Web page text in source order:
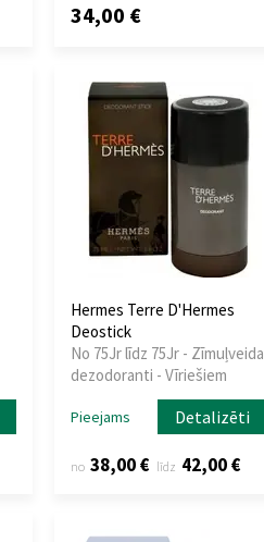
34,00 €
Hermes Terre D'Hermes
Deostick
No 75Jr līdz 75Jr - Zīmuļveida
dezodoranti - Vīriešiem
Pieejams Detalizēti
no 38,00 € līdz 42,00 €